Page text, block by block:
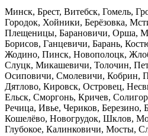
Минск, Брест, Витебск, Гомель,
Городок, Хойники, Берёзовка,
Плещеницы, Барановичи, Орша,
Борисов, Ганцевичи, Барань,
Жодино, Пинск, Новополоцк,
Слуцк, Микашевичи, Толочин,
Осиповичи, Смолевичи, Кобрин,
Дятлово, Кировск, Островец,
Ельск, Сморгонь, Кричев,
Речица, Ивье, Чериков, Березино,
Кошелёво, Новогрудок, Шклов,
Глубокое, Калинковичи, Мосты,